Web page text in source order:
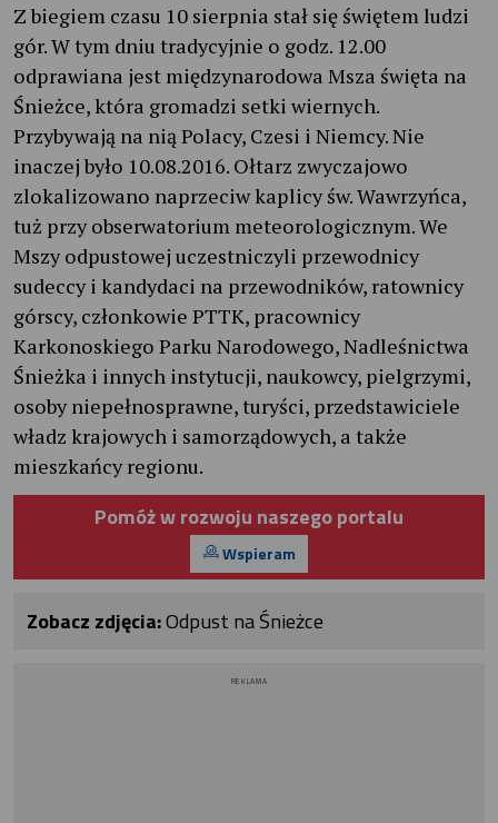
Z biegiem czasu 10 sierpnia stał się świętem ludzi
gór. W tym dniu tradycyjnie o godz. 12.00
odprawiana jest międzynarodowa Msza święta na
Śnieżce, która gromadzi setki wiernych.
Przybywają na nią Polacy, Czesi i Niemcy. Nie
inaczej było 10.08.2016. Ołtarz zwyczajowo
zlokalizowano naprzeciw kaplicy św. Wawrzyńca,
tuż przy obserwatorium meteorologicznym. We
Mszy odpustowej uczestniczyli przewodnicy
sudeccy i kandydaci na przewodników, ratownicy
górscy, członkowie PTTK, pracownicy
Karkonoskiego Parku Narodowego, Nadleśnictwa
Śnieżka i innych instytucji, naukowcy, pielgrzymi,
osoby niepełnosprawne, turyści, przedstawiciele
władz krajowych i samorządowych, a także
mieszkańcy regionu.
Pomóż w rozwoju naszego portalu
Wspieram
Zobacz zdjęcia:Odpust na Śnieżce
REKLAMA